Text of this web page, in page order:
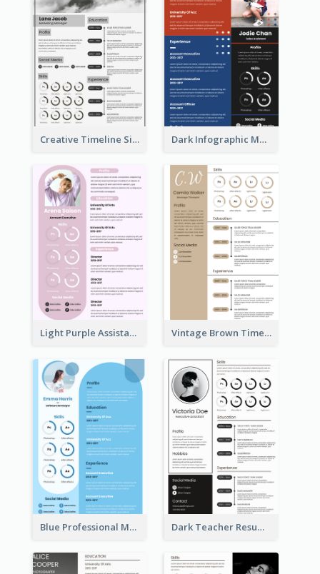
Creative Timeline Simple Resume Dark Infographic Marketing Assistant Resume
Light Purple Assistant Resume Vintage Brown Timeline Resume
Blue Professional Marketing Resume Dark Teacher Resume